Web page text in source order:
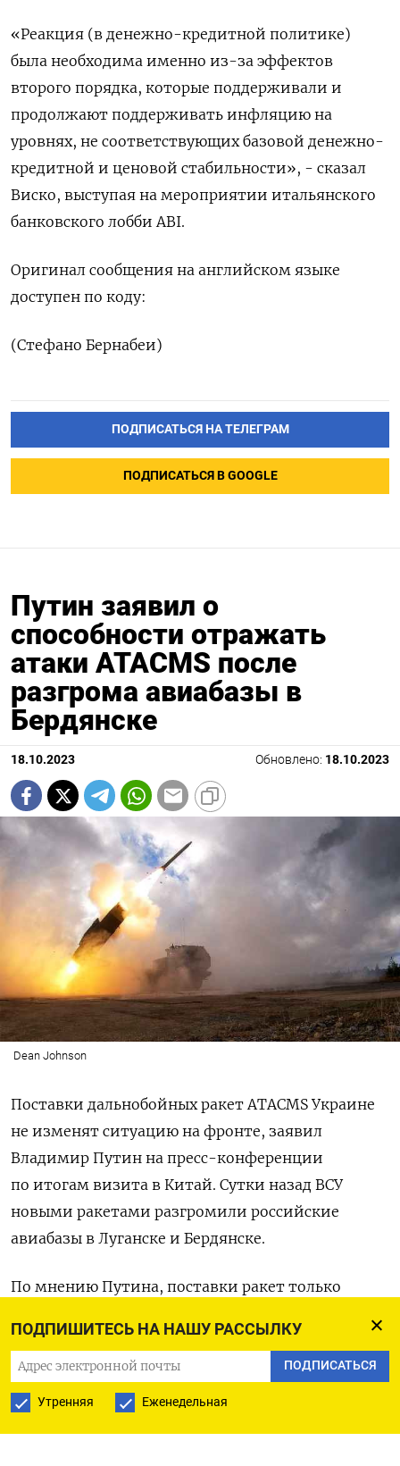
ПОДПИШИТЕСЬ НА НАШУ РАССЫЛКУ
ПОДПИСАТЬСЯ
Утренняя Еженедельная
«Реакция (в денежно-кредитной политике)
была необходима именно из-за эффектов
второго порядка, которые поддерживали и
продолжают поддерживать инфляцию на
уровнях, не соответствующих базовой денежно-
кредитной и ценовой стабильности», - сказал
Виско, выступая на мероприятии итальянского
банковского лобби ABI.
Оригинал сообщения на английском языке
доступен по коду:
(Стефано Бернабеи)
ПОДПИСАТЬСЯ НА ТЕЛЕГРАМ
ПОДПИСАТЬСЯ В GOOGLE
Путин заявил о
способности отражать
атаки ATACMS после
разгрома авиабазы в
Бердянске
18.10.2023 Обновлено: 18.10.2023
Dean Johnson
Поставки дальнобойных ракет ATACMS Украине
не изменят ситуацию на фронте, заявил
Владимир Путин на пресс-конференции
по итогам визита в Китай. Сутки назад ВСУ
новыми ракетами разгромили российские
авиабазы в Луганске и Бердянске.
По мнению Путина, поставки ракет только
к результатам. Несмотря на то, что ATACMS
создают «дополнительную угрозу», Россия
сможет отражать их атаки, заявил российский